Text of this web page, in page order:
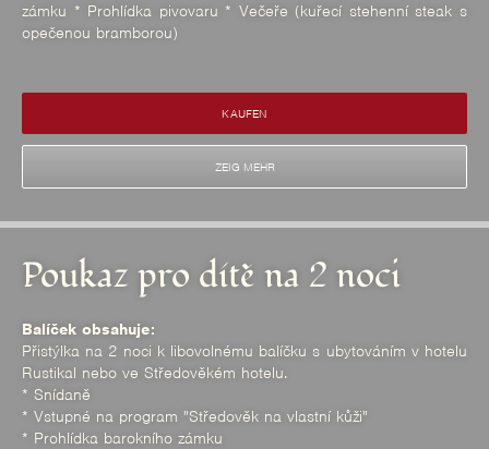
zámku * Prohlídka pivovaru * Večeře (kuřecí stehenní steak s
opečenou bramborou)
KAUFEN
ZEIG MEHR
Poukaz pro dítě na 2 noci
Balíček obsahuje:
Přistýlka na 2 noci k libovolnému balíčku s ubytováním v hotelu
Rustikal nebo ve Středověkém hotelu.
* Snídaně
* Vstupné na program "Středověk na vlastní kůži"
* Prohlídka barokního zámku